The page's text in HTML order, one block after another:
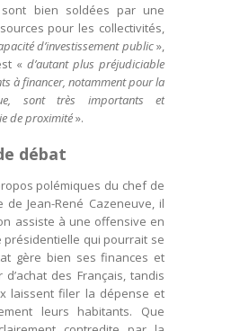
bien soldées par une
pour les collectivités,
d’investissement public»,
« d’autant plus préjudiciable
à financer, notamment pour la
sont très importants et
de proximité».
débat
polémiques du chef de
de Jean-René Cazeneuve, il
assiste à une offensive en
présidentielle qui pourrait se
gère bien ses finances et
des Français, tandis
laissent filer la dépense et
leurs habitants. Que